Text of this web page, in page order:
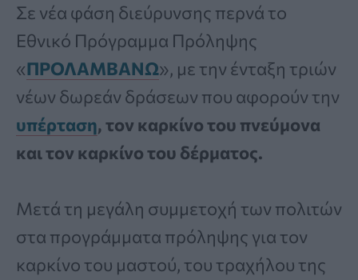
Σε νέα φάση διεύρυνσης περνά το
Εθνικό Πρόγραμμα Πρόληψης
«ΠΡΟΛΑΜΒΑΝΩ», με την ένταξη τριών
νέων δωρεάν δράσεων που αφορούν την
υπέρταση, τον καρκίνο του πνεύμονα
και τον καρκίνο του δέρματος.
Μετά τη μεγάλη συμμετοχή των πολιτών
στα προγράμματα πρόληψης για τον
καρκίνο του μαστού, του τραχήλου της